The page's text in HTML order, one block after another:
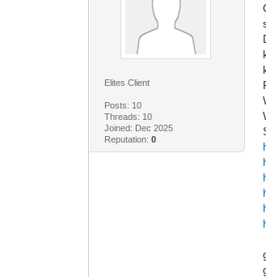
Elites Client
Posts: 10
Threads: 10
Joined: Dec 2025
Reputation: 0